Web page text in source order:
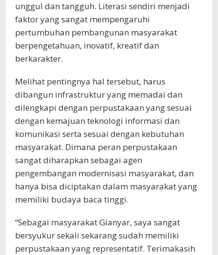
unggul dan tangguh. Literasi sendiri menjadi
faktor yang sangat mempengaruhi
pertumbuhan pembangunan masyarakat
berpengetahuan, inovatif, kreatif dan
berkarakter.
Melihat pentingnya hal tersebut, harus
dibangun infrastruktur yang memadai dan
dilengkapi dengan perpustakaan yang sesuai
dengan kemajuan teknologi informasi dan
komunikasi serta sesuai dengan kebutuhan
masyarakat. Dimana peran perpustakaan
sangat diharapkan sebagai agen
pengembangan modernisasi masyarakat, dan
hanya bisa diciptakan dalam masyarakat yang
memiliki budaya baca tinggi.
“Sebagai masyarakat Gianyar, saya sangat
bersyukur sekali sekarang sudah memiliki
perpustakaan yang representatif. Terimakasih